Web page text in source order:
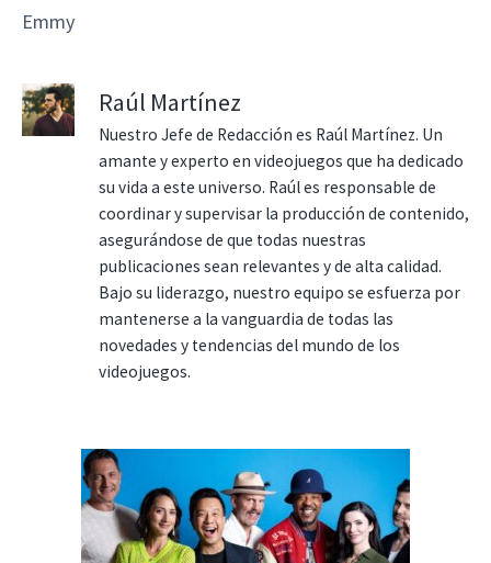
Emmy
Raúl Martínez
Nuestro Jefe de Redacción es Raúl Martínez. Un
amante y experto en videojuegos que ha dedicado
su vida a este universo. Raúl es responsable de
coordinar y supervisar la producción de contenido,
asegurándose de que todas nuestras
publicaciones sean relevantes y de alta calidad.
Bajo su liderazgo, nuestro equipo se esfuerza por
mantenerse a la vanguardia de todas las
novedades y tendencias del mundo de los
videojuegos.